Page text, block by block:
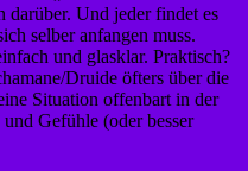
darüber. Und jeder findet es
selber anfangen muss.
und glasklar. Praktisch?
Druide öfters über die
Situation offenbart in der
Gefühle (oder besser